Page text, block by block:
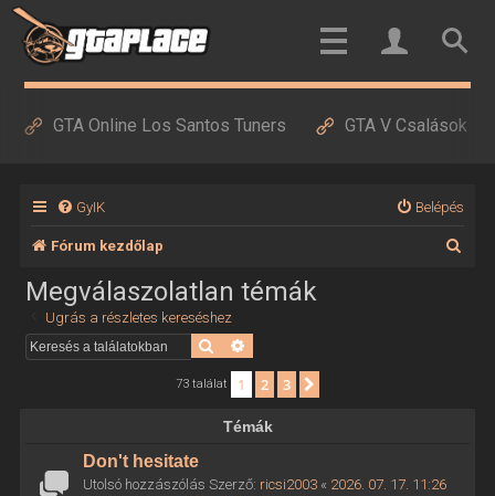
GTA Online Los Santos Tuners GTA V Csalások
GyIK Belépés
Fórum kezdőlap
Megválaszolatlan témák
Ugrás a részletes kereséshez
Keresés
73 találat 1 2 3
Témák
Don't hesitate
Utolsó hozzászólás Szerző: ricsi2003« 2026. 07. 17. 11:26